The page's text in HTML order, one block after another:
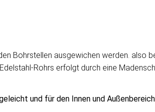
Bohrstellen ausgewichen werden. also
Rohrs erfolgt durch eine
und für den Innen und